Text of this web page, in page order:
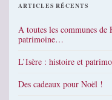
ARTICLES RÉCENTS
A toutes les communes de
patrimoine…
L’Isère : histoire et
Des cadeaux pour Noël !